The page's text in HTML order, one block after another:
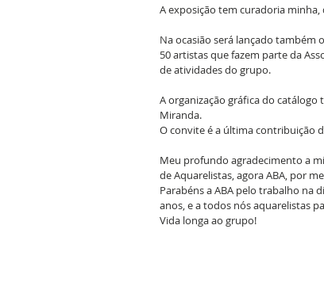
A exposição tem curadoria minha,
Na ocasião será lançado também
50 artistas que fazem parte da
de atividades do grupo.
A organização gráfica do
Miranda.
O convite é a última contribuição
Meu profundo agradecimento a
de Aquarelistas, agora ABA, por
Parabéns a ABA pelo trabalho na
anos, e a todos nós aquarelistas
Vida longa ao grupo!